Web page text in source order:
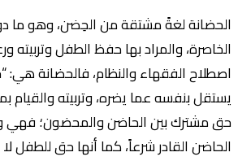
الحضانة لغةً مشتقة من الحِضن، وهو ما
الخاصرة، والمراد بها حفظ الطفل وتربيته
اصطلاح الفقهاء والنظام، فالحضانة
يستقل بنفسه عما يضره، وتربيته والقيام
حق مشترك بين الحاضن والمحضون؛ فهي
الحاضن القادر شرعاً، كما أنها حق للطفل